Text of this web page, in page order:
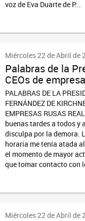
voz de Eva Duarte de P...
Miércoles 22 de Abril de
Palabras de la
CEOs de
PALABRAS DE LA
FERNÁNDEZ DE
EMPRESAS RUSAS
buenas tardes a todos y
disculpa por la demora.
horaria me tenía atada
el momento de mayor
que tomar contacto con
Miércoles 22 de Abril de